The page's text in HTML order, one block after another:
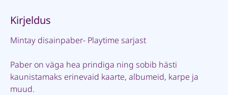
Kirjeldus
Mintay disainpaber- Playtime sarjast
Paber on väga hea prindiga ning sobib hästi
kaunistamaks erinevaid kaarte, albumeid, karpe ja
muud.